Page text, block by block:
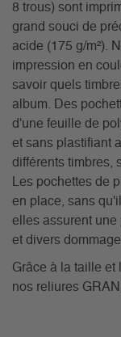
8 trous) sont
grand souci de
acide (175 g/m²).
impression en
savoir quels
album. Des
d'une feuille de
et sans plastifiant
différents timbres,
Les pochettes de
en place, sans
elles assurent une
et divers
Grâce à la taille et
nos reliures